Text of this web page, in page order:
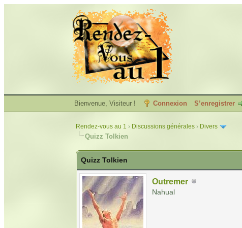
Bienvenue, Visiteur ! Connexion S’enregistrer
Rendez-vous au 1 › Discussions générales› Divers
Quizz Tolkien
Quizz Tolkien
Outremer
Nahual